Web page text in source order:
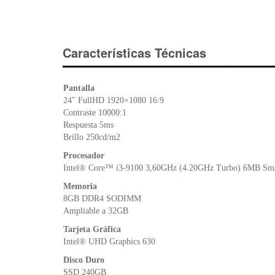
Características Técnicas
Pantalla
24″ FullHD 1920×1080 16:9
Contraste 10000:1
Respuesta 5ms
Brillo 250cd/m2
Procesador
Intel® Core™ i3-9100 3,60GHz (4.20GHz Turbo) 6MB
Memoria
8GB DDR4 SODIMM
Ampliable a 32GB
Tarjeta Gráfica
Intel® UHD Graphics 630
Disco Duro
SSD 240GB